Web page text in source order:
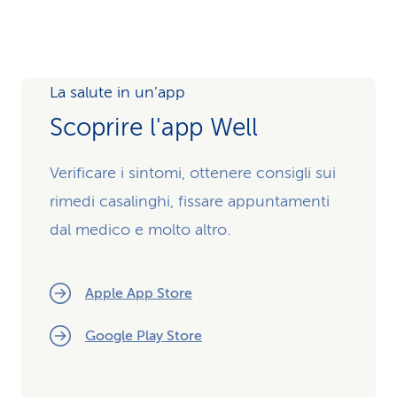
La salute in un’app
Scoprire l'app Well
Verificare i sintomi, ottenere consigli sui
rimedi casalinghi, fissare appuntamenti
dal medico e molto altro.
Apple App Store
Google Play Store